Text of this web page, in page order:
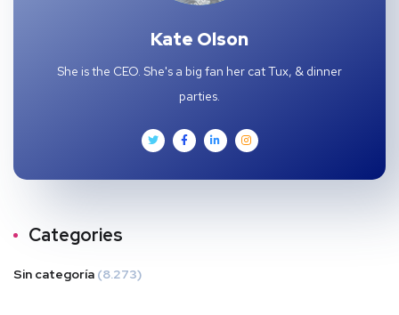
Kate Olson
She is the CEO. She's a big fan her cat Tux, & dinner
parties.
Categories
Sin categoría (8.273)